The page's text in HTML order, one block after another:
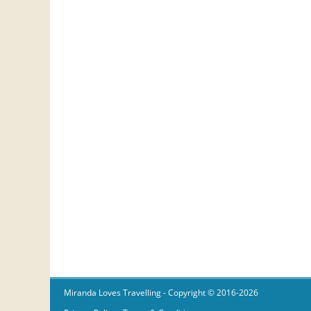
Miranda Loves Travelling- Copyright © 2016-2026